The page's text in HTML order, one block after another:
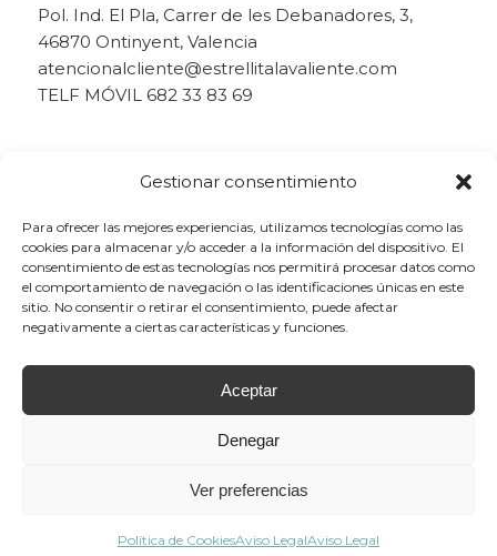
Gestionar consentimiento
Para ofrecer las mejores experiencias, utilizamos tecnologías como las
cookies para almacenar y/o acceder a la información del dispositivo. El
consentimiento de estas tecnologías nos permitirá procesar datos como
el comportamiento de navegación o las identificaciones únicas en este
sitio. No consentir o retirar el consentimiento, puede afectar
negativamente a ciertas características y funciones.
Aceptar
Denegar
Ver preferencias
Política de CookiesAviso LegalAviso Legal
Pol. Ind. El Pla, Carrer de les Debanadores, 3,
46870 Ontinyent, Valencia
atencionalcliente@estrellitalavaliente.com
TELF MÓVIL 682 33 83 69
© Copyright - Estrellita la Valiente - 2023 -info@estrellitalavaliente.com